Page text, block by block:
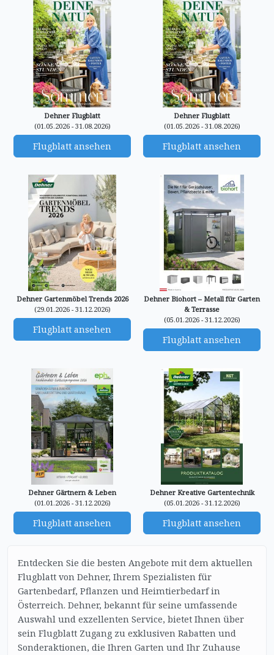
Dehner Flugblatt
(01.05.2026 - 31.08.2026)
Flugblatt ansehen
Dehner Flugblatt
(01.05.2026 - 31.08.2026)
Flugblatt ansehen
Dehner Gartenmöbel Trends 2026
(29.01.2026 - 31.12.2026)
Flugblatt ansehen
Dehner Biohort – Metall für Garten
& Terrasse
(05.01.2026 - 31.12.2026)
Flugblatt ansehen
Dehner Gärtnern & Leben
(01.01.2026 - 31.12.2026)
Flugblatt ansehen
Dehner Kreative Gartentechnik
(05.01.2026 - 31.12.2026)
Flugblatt ansehen
Entdecken Sie die besten Angebote mit dem aktuellen
Flugblatt von Dehner, Ihrem Spezialisten für
Gartenbedarf, Pflanzen und Heimtierbedarf in
Österreich. Dehner, bekannt für seine umfassende
Auswahl und exzellenten Service, bietet Ihnen über
sein Flugblatt Zugang zu exklusiven Rabatten und
Sonderaktionen, die Ihren Garten und Ihr Zuhause